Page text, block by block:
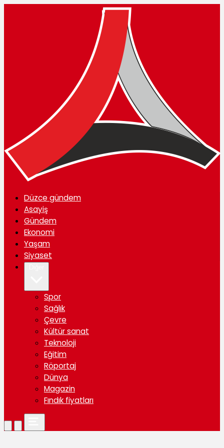
Düzce gündem
Asayiş
Gündem
Ekonomi
Yaşam
Siyaset
Spor
Sağlık
Çevre
Kültür sanat
Teknoloji
Eğitim
Röportaj
Dünya
Magazin
Fındık fiyatları